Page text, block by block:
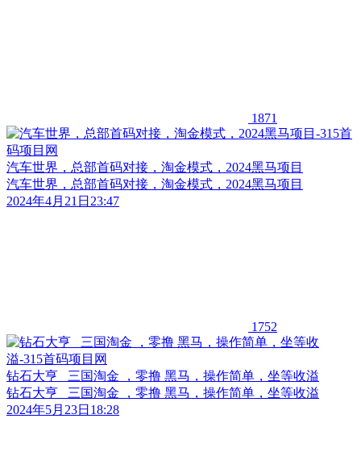
1871
汽车世界，总部首码对接，淘金模式，2024黑马项目
汽车世界，总部首码对接，淘金模式，2024黑马项目
2024年4月21日23:47
1752
钻石大亨 三国淘金 ，零撸 黑马，操作简单，坐等收溢
钻石大亨 三国淘金 ，零撸 黑马，操作简单，坐等收溢
2024年5月23日18:28